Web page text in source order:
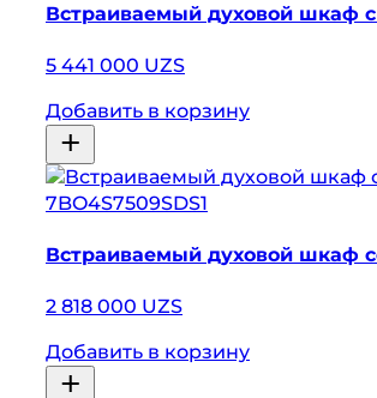
Встраиваемый духовой шкаф
5 441 000 UZS
Добавить в корзину
7BO4S7509SDS1
Встраиваемый духовой шкаф
2 818 000 UZS
Добавить в корзину